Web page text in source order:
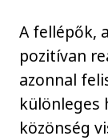
A fellépők,
pozitívan
azonnal
különleges
közönség